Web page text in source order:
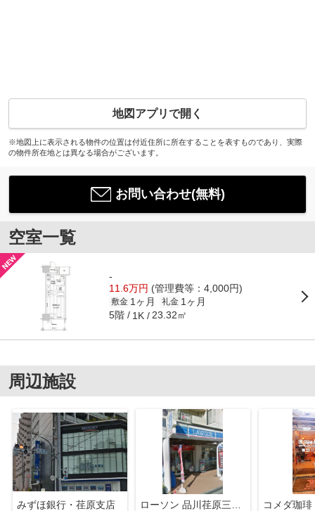
地図アプリで開く
※地図上に表示される物件の位置は付近住所に所在することを表すものであり、実際
の物件所在地とは異なる場合がございます。
お問い合わせ(無料)
空室一覧
-
11.6万円 (管理費等：4,000円)
敷金 1ヶ月 礼金 1ヶ月
5階 1K 23.32㎡
周辺施設
みずほ銀行・荏原支店